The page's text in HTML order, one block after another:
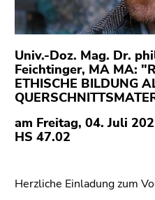
(Zugriffstaste
3)
Zu
den
Zusatzinformationen
(Zugriffstaste
Zu
(Benutzer/Sprache)
Univ.-Doz. Mag. Dr.
Feichtinger, MA MA:
ETHISCHE BILDUNG
am Freitag, 04. Juli
HS 47.02
Herzliche Einladung zum